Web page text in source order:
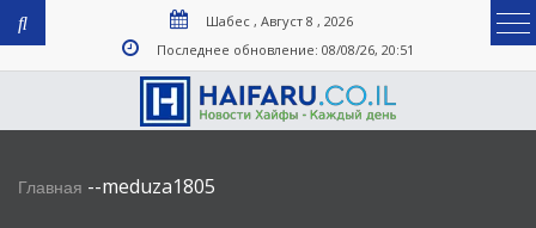
Шабес , Август 8 , 2026
Последнее обновление: 08/08/26, 20:51
Главная --meduza1805